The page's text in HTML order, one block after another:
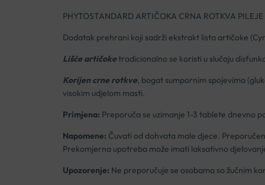
PHYTOSTANDARD ARTIČOKA CRNA ROTKVA
Dodatak prehrani koji sadrži ekstrakt lista artičoke
Lišće artičoketradicionalno se koristi u slučaju
Korijen crne rotkve, bogat sumpornim spojevima
visokim udjelom masti.
Primjena: Preporuča se uzimanje 1-3 tablete dnevno
Napomene: Čuvati od dohvata male djece.
Prekomjerna upotreba može imati laksativno
Upozorenje: Ne preporučuje se osobama sa žučnim